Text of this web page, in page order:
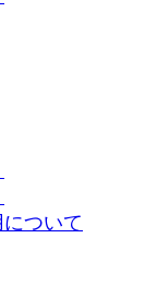
ついて